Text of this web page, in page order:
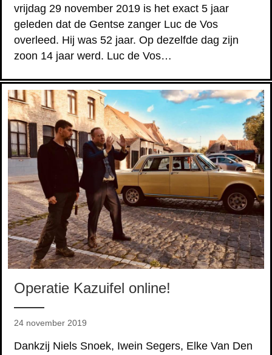
vrijdag 29 november 2019 is het exact 5 jaar
geleden dat de Gentse zanger Luc de Vos
overleed. Hij was 52 jaar. Op dezelfde dag zijn
zoon 14 jaar werd. Luc de Vos…
Operatie Kazuifel online!
24 november 2019
Dankzij Niels Snoek, Iwein Segers, Elke Van Den